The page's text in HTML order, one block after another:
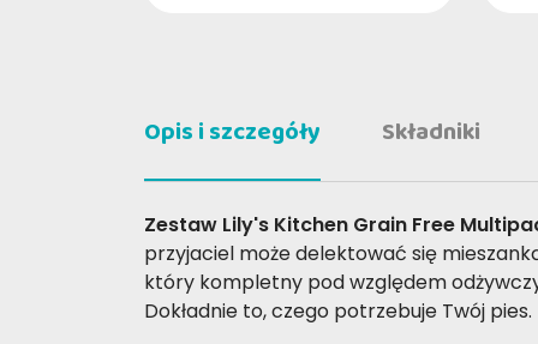
Opis i szczegóły Składniki
Zestaw Lily's Kitchen Grain Free
przyjaciel może delektować się
który kompletny pod względem
Dokładnie to, czego potrzebuje Twój pies.